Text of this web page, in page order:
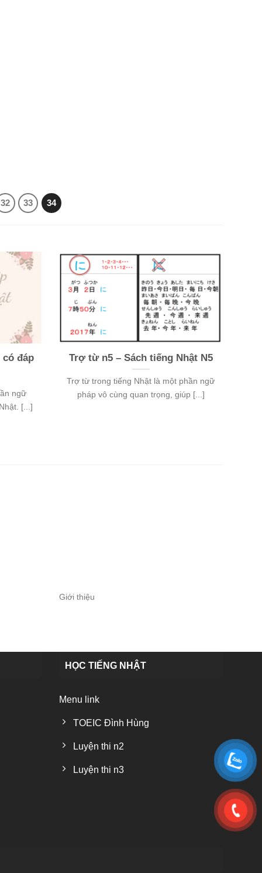
32 33 34
đáp
ngữ
[...]
Trợ từ n5 – Sách tiếng Nhật N5
Trợ từ trong tiếng Nhật là một phần ngữ
pháp vô cùng quan trọng, giúp [...]
Giới thiệu
HỌC TIẾNG NHẬT
Menu link
TOEIC Đình Hùng
Luyện thi n2
Luyện thi n3